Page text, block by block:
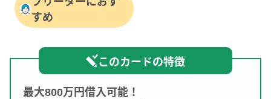
すめ
このカードの特徴
最大800万円借入可能！